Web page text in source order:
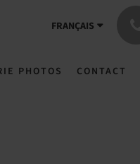
FRANÇAIS
PHOTOS CONTACT